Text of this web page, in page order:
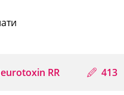
RR 413